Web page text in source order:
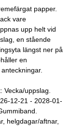
papper.
vare
upp helt vid
en stående
längst ner på
en
uppslag.
12-21 - 2028-01-
helgdagar/aftnar,